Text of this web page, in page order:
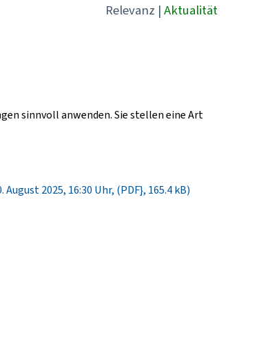
Relevanz | Aktualität
sinnvoll anwenden. Sie stellen eine Art
2025, 16:30 Uhr, (PDF}, 165.4 kB)